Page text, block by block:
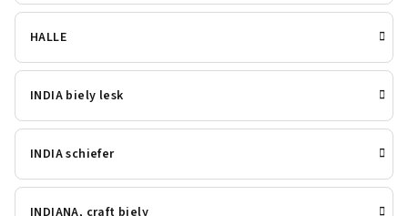
HALLE
INDIA biely lesk
INDIA schiefer
INDIANA, craft biely